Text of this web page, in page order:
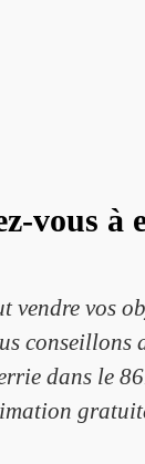
vous à
vendre vos
conseillons
dans le